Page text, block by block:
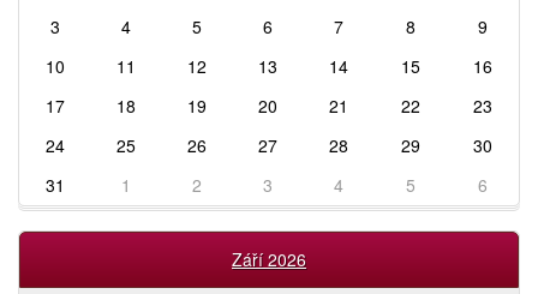
3
4 5 6 7 8
9
10
11 12 13 14 15
16
17
18 19 20 21 22
23
24
25 26 27 28 29
30
31
1 2 3 4 5 6
Září 2026